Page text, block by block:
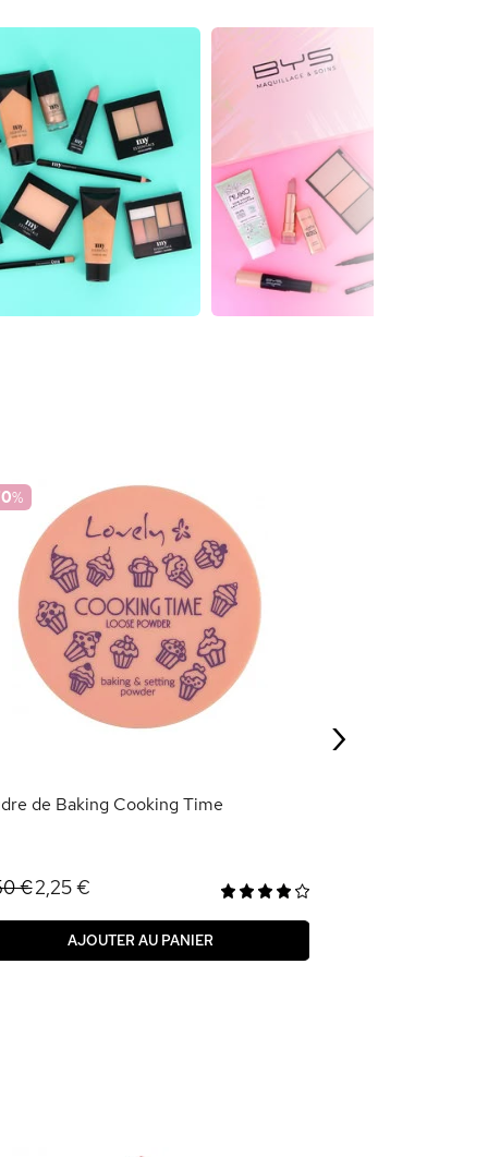
%
de Baking Cooking Time
€2,25 €
AJOUTER AU PANIER
›